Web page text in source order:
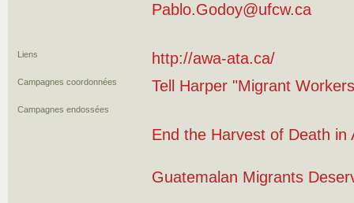
Pablo.Godoy@ufcw.ca
Liens http://awa-ata.ca/
Campagnes coordonnées Tell Harper "Migrant
Campagnes endossées
End the Harvest of Death in
Guatemalan Migrants